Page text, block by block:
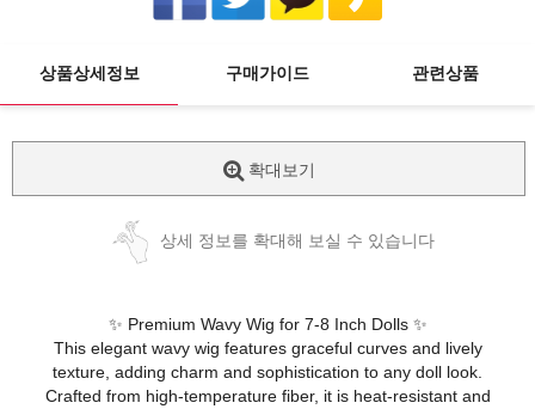
상품상세정보 구매가이드 관련상품
확대보기
상세 정보를 확대해 보실 수 있습니다
✨ Premium Wavy Wig for 7-8 Inch Dolls ✨
This elegant wavy wig features graceful curves and lively
texture, adding charm and sophistication to any doll look.
Crafted from high-temperature fiber, it is heat-resistant and